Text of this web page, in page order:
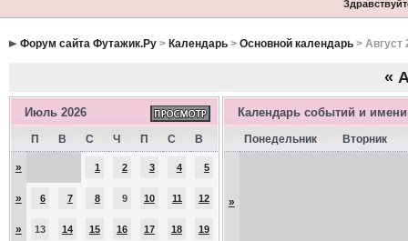
Форум сайта Футажик.Ру> Календарь> Основной календарь> Август
«
Июль 2026
П В С Ч П С В
» 1 2 3 4 5
» 6 7 8 9 10 11 12
» 13 14 15 16 17 18 19
Календарь событий и
Понедельник Вторник
»